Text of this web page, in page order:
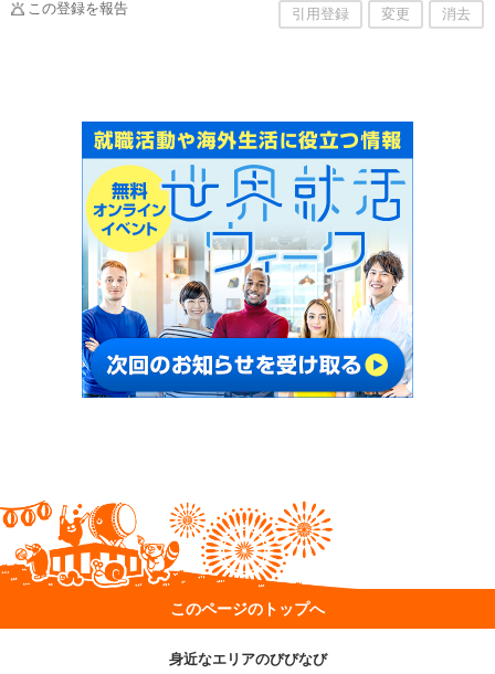
この登録を報告 引用登録 変更 消去
このページのトップへ
身近なエリアのびびなび